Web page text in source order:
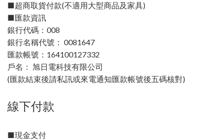
■超商取貨付款(不適用大型商品及家具)
■匯款資訊
銀行代碼：008
銀行名稱代號： 0081647
匯款帳號：164100127332
戶名： 旭日電科技有限公司
(匯款結束後請私訊或來電通知匯款帳號後五碼核對)
線下付款
■現金支付